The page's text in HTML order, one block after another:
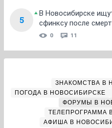
5
В Новосибирске
сфинксу после
0 11
ЗНАКОМСТВА В
ПОГОДА В НОВОСИБИРСКЕ
ФОРУМЫ В
ТЕЛЕПРОГРАММА
АФИША В